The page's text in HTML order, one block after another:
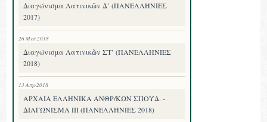
Διαγώνισμα Λατινικῶν Δ’ (ΠΑΝΕΛΛΗΝΙΕΣ
2017)
26 Μαΐ 2018
Διαγώνισμα Λατινικῶν ΣΤ’ (ΠΑΝΕΛΛΗΝΙΕΣ
2018)
13 Απρ 2018
ΑΡΧΑΙΑ ΕΛΛΗΝΙΚΑ ΑΝΘΡ/ΚΩΝ ΣΠΟΥΔ. -
ΔΙΑΓΩΝΙΣΜΑ III (ΠΑΝΕΛΛΗΝΙΕΣ 2018)